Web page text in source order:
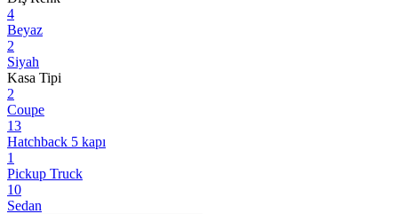
4
Beyaz
2
Siyah
Kasa Tipi
2
Coupe
13
Hatchback 5 kapı
1
Pickup Truck
10
Sedan